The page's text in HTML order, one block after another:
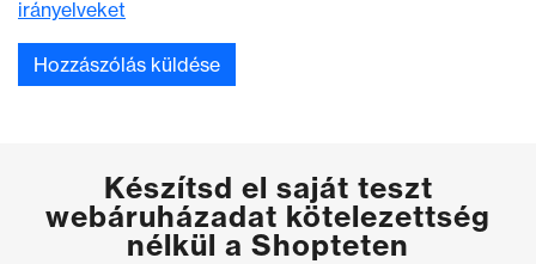
irányelveket
Készítsd el saját teszt
webáruházadat kötelezettség
nélkül a Shopteten